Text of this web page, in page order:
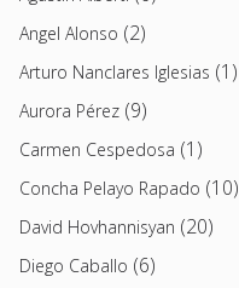
Angel Alonso (2)
Arturo Nanclares Iglesias (1)
Aurora Pérez (9)
Carmen Cespedosa (1)
Concha Pelayo Rapado (10)
David Hovhannisyan (20)
Diego Caballo (6)